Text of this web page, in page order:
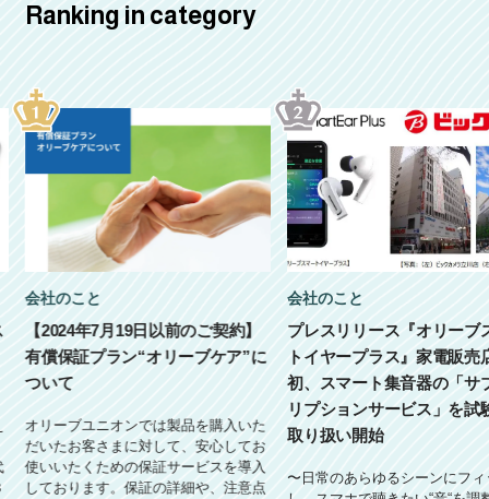
Ranking in category
会社のこと
【2024年7月19日以前のご契約】
有償保証プラン“オリーブケア”に
ついて
オリーブユニオンでは製品を購入いた
だいたお客さまに対して、安心してお
使いいたくための保証サービスを導入
しております。保証の詳細や、注意点
会社のこと
プレスリリース『オリーブ
トイヤープラス』家電販売
初、スマート集音器の「サ
リプションサービス」を試
取り扱い開始
〜日常のあらゆるシーンにフィ